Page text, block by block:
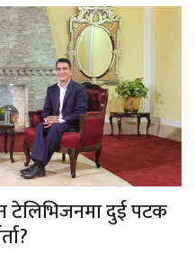
टेलिभिजनमा दुई पटक